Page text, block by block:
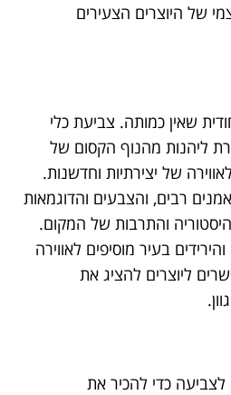
של היוצרים הצעירים
שאין כמותה. צביעת כלי
ליהנות מהנוף הקסום של
של יצירתיות וחדשנות.
רבים, והצבעים והדוגמאות
והתרבות של המקום.
בעיר מוסיפים לאווירה
ליוצרים להציג את
כדי להכיר את